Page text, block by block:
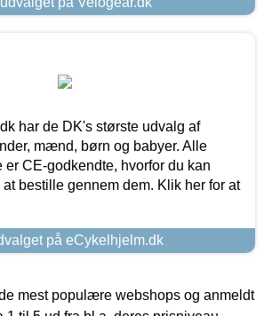
har de DK's største udvalg af
mænd, børn og babyer. Alle
CE-godkendte, hvorfor du kan
bestille gennem dem. Klik her for at
på eCykelhjelm.dk
mest populære webshops og anmeldt